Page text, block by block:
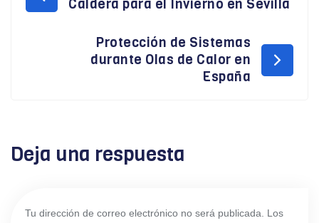
Caldera para el Invierno en Sevilla
Protección de Sistemas
durante Olas de Calor en
España
Deja una respuesta
Tu dirección de correo electrónico no será publicada. Los